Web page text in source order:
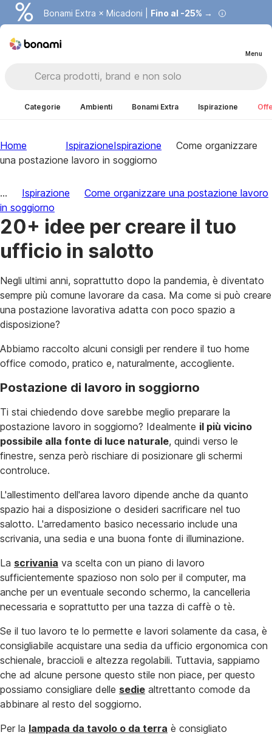
Bonami Extra × Micadoni | Fino al -25% →
Menu
Categorie Ambienti Bonami Extra Ispirazione
Home IspirazioneIspirazione
Come organizzare
una postazione lavoro in soggiorno
... Ispirazione
Come organizzare una postazione lavoro
in soggiorno
20+ idee per creare il tuo
ufficio in salotto
Negli ultimi anni, soprattutto dopo la pandemia, è diventato
sempre più comune lavorare da casa. Ma come si può creare
una postazione lavorativa adatta con poco spazio a
disposizione?
Abbiamo raccolto alcuni consigli per rendere il tuo home
office comodo, pratico e, naturalmente, accogliente.
Postazione di lavoro in soggiorno
Ti stai chiedendo dove sarebbe meglio preparare la
postazione lavoro in soggiorno? Idealmente il più vicino
possibile alla fonte di luce naturale, quindi verso le
finestre, senza però rischiare di posizionare gli schermi
controluce.
L'allestimento dell'area lavoro dipende anche da quanto
spazio hai a disposizione o desideri sacrificare nel tuo
salotto. L'arredamento basico necessario include una
scrivania, una sedia e una buona fonte di illuminazione.
La scrivania va scelta con un piano di lavoro
sufficientemente spazioso non solo per il computer, ma
anche per un eventuale secondo schermo, la cancelleria
necessaria e soprattutto per una tazza di caffè o tè.
Se il tuo lavoro te lo permette e lavori solamente da casa, è
consigliabile acquistare una sedia da ufficio ergonomica con
schienale, braccioli e altezza regolabili. Tuttavia, sappiamo
che ad alcune persone questo stile non piace, per questo
possiamo consigliare delle sedie altrettanto comode da
abbinare al resto del soggiorno.
Per la lampada da tavolo o da terra è consigliato